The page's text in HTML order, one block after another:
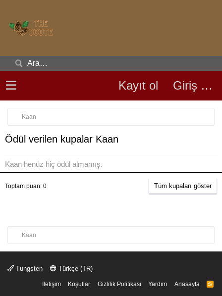
Kayıt ol Giriş yap
Kaan
Ödül verilen kupalar Kaan
Kaan henüz hiç ödül almamış.
Toplam puan: 0 Tüm kupaları göster
Kaan
Tungsten Türkçe (TR)
İletişim Koşullar Gizlilik Politikası Yardım Anasayfa
R